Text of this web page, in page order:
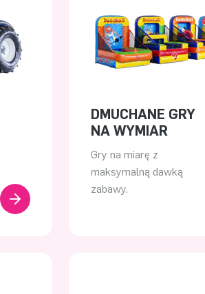
DMUCHANE GRY
NA WYMIAR
Gry na miarę z
maksymalną dawką
zabawy.